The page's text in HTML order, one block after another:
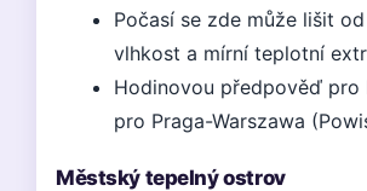
Počasí se zde může lišit
vlhkost a mírní teplotní
Hodinovou předpověď pro
pro Praga-Warszawa
Městský tepelný ostrov